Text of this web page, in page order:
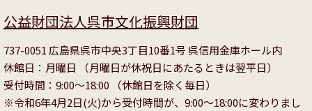
公益財団法人呉市文化振興財団
737-0051 広島県呉市中央3丁目10番1号 呉信用金庫ホール内
休館日：月曜日 （月曜日が休祝日にあたるときは翌平日）
受付時間：9:00～18:00 （休館日を除く毎日）
※令和6年4月2日(火)から受付時間が、9:00～18:00に変わりまし